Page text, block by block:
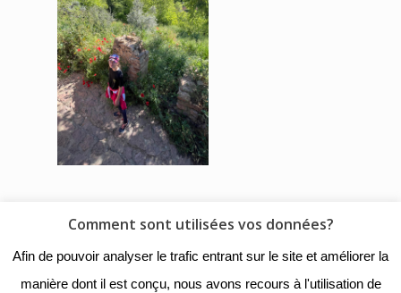
© 2018 - Collège Henri de
Navarre |Mentions légales|
Comment sont utilisées vos données?
Afin de pouvoir analyser le trafic entrant sur le site et améliorer la
manière dont il est conçu, nous avons recours à l'utilisation de